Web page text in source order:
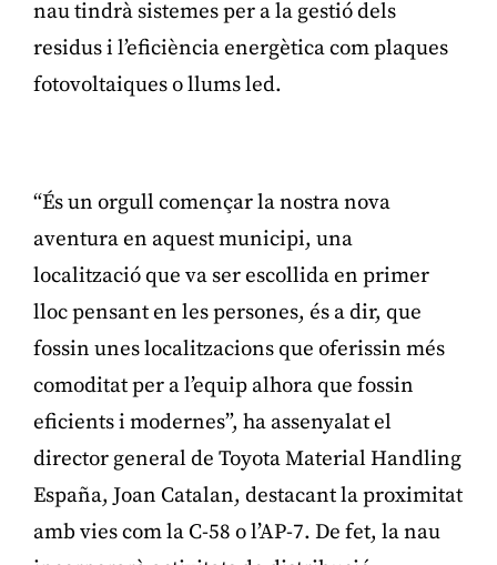
nau tindrà sistemes per a la gestió dels
residus i l’eficiència energètica com plaques
fotovoltaiques o llums led.
“És un orgull començar la nostra nova
aventura en aquest municipi, una
localització que va ser escollida en primer
lloc pensant en les persones, és a dir, que
fossin unes localitzacions que oferissin més
comoditat per a l’equip alhora que fossin
eficients i modernes”, ha assenyalat el
director general de Toyota Material Handling
España, Joan Catalan, destacant la proximitat
amb vies com la C-58 o l’AP-7. De fet, la nau